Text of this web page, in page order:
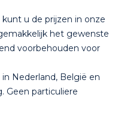
u de prijzen in onze
het gewenste
voorbehouden voor
in Nederland, België en
Geen particuliere